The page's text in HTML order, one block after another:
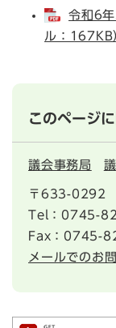
令和6
ル：167KB
このページ
議会事務局
〒633-0292
Tel：0745-
Fax：0745-
メールでのお